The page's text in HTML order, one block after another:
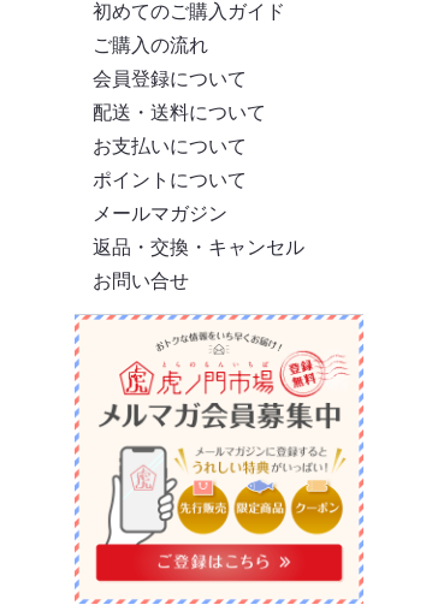
初めてのご購入ガイド
ご購入の流れ
会員登録について
配送・送料について
お支払いについて
ポイントについて
メールマガジン
返品・交換・キャンセル
お問い合せ